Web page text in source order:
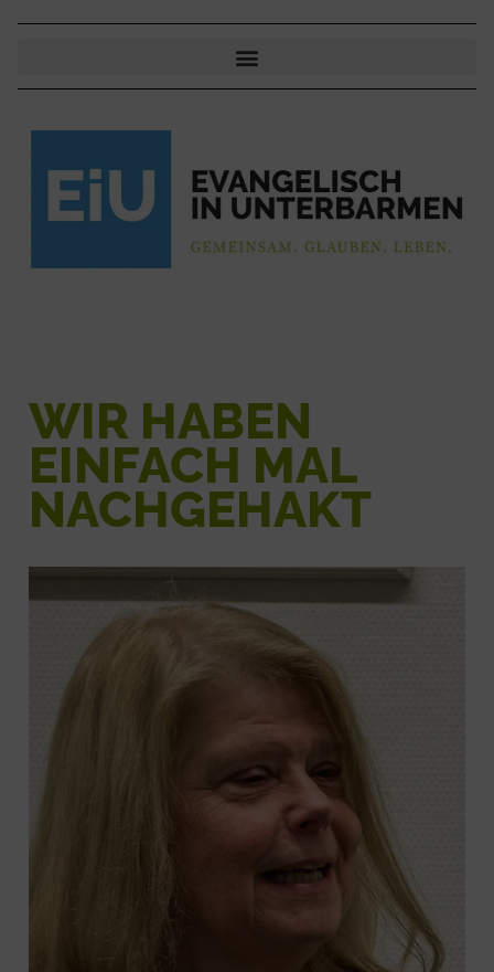
WIR HABEN
EINFACH MAL
NACHGEHAKT